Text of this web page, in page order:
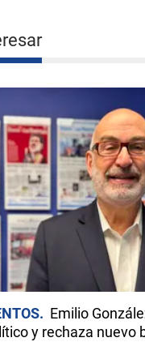
Emilio
y rechaza nuevo